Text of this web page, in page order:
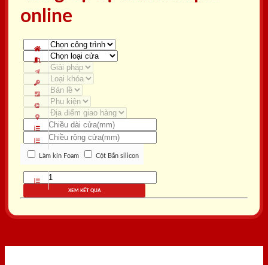
online
Làm kín Foam Cột Bắn silicon
XEM KẾT QUẢ